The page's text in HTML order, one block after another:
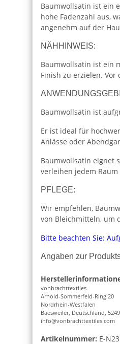
Baumwollsatin ist ein
hohe Fadenzahl aus,
angenehm auf der
NÄHHINWEIS:
Baumwollsatin ist ein
Finish zu erzielen.
Baumwollsatin ist
Er ist ideal für
Anlässe oder
Baumwollsatin eignet
verleihen jedem
PFLEGE:
Wir empfehlen,
von Bleichmitteln, um
Bitte beachten Sie:
Angaben zur
vonbrachttextiles
Arnold-Sommerfeld-Ring 20
Nordrhein-Westfalen
Baesweiler, Deutschland,
info@vonbrachttextiles.com
Artikelnummer: E-